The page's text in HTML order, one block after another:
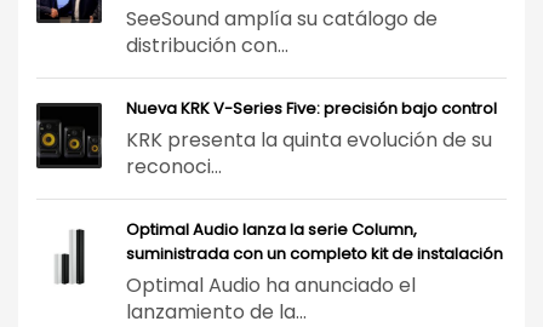
SeeSound amplía su catálogo de
distribución con...
Nueva KRK V-Series Five: precisión bajo control
KRK presenta la quinta evolución de su
reconoci...
Optimal Audio lanza la serie Column,
suministrada con un completo kit de instalación
Optimal Audio ha anunciado el
lanzamiento de la...